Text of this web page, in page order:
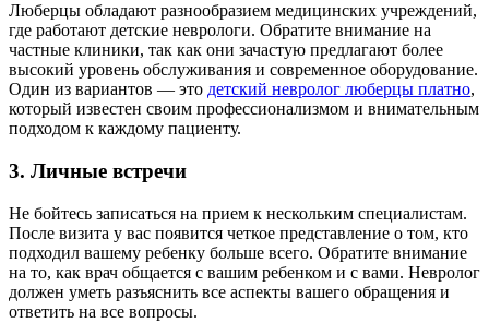
Люберцы обладают разнообразием медицинских учреждений,
где работают детские неврологи. Обратите внимание на
частные клиники, так как они зачастую предлагают более
высокий уровень обслуживания и современное оборудование.
Один из вариантов — это детский невролог люберцы платно,
который известен своим профессионализмом и внимательным
подходом к каждому пациенту.
3. Личные встречи
Не бойтесь записаться на прием к нескольким специалистам.
После визита у вас появится четкое представление о том, кто
подходил вашему ребенку больше всего. Обратите внимание
на то, как врач общается с вашим ребенком и с вами. Невролог
должен уметь разъяснить все аспекты вашего обращения и
ответить на все вопросы.